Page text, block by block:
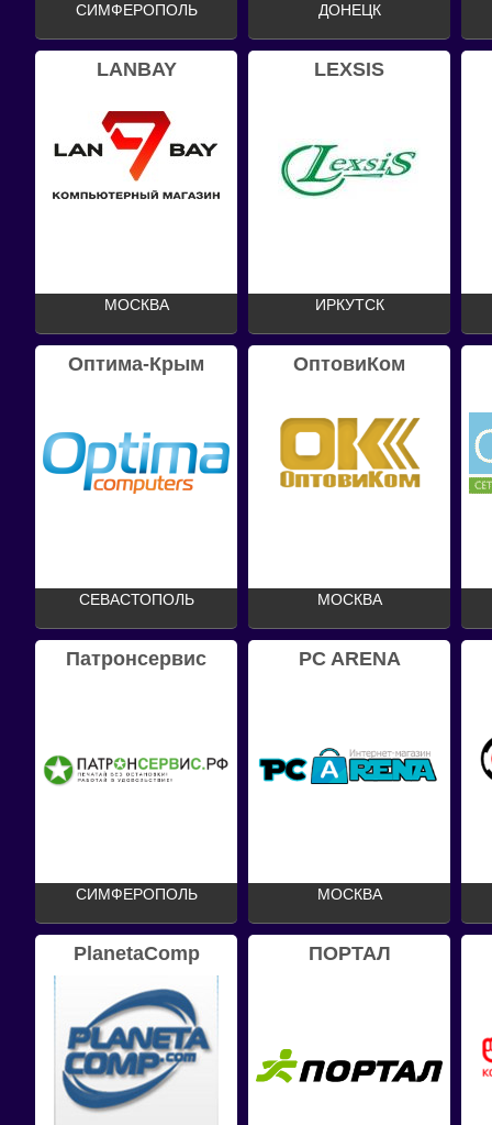
СИМФЕРОПОЛЬ ДОНЕЦК
LANBAY
МОСКВА
LEXSIS
ИРКУТСК
Оптима-Крым
СЕВАСТОПОЛЬ
ОптовиКом
МОСКВА
Патронсервис
СИМФЕРОПОЛЬ
PC ARENA
МОСКВА
PlanetaComp ПОРТАЛ